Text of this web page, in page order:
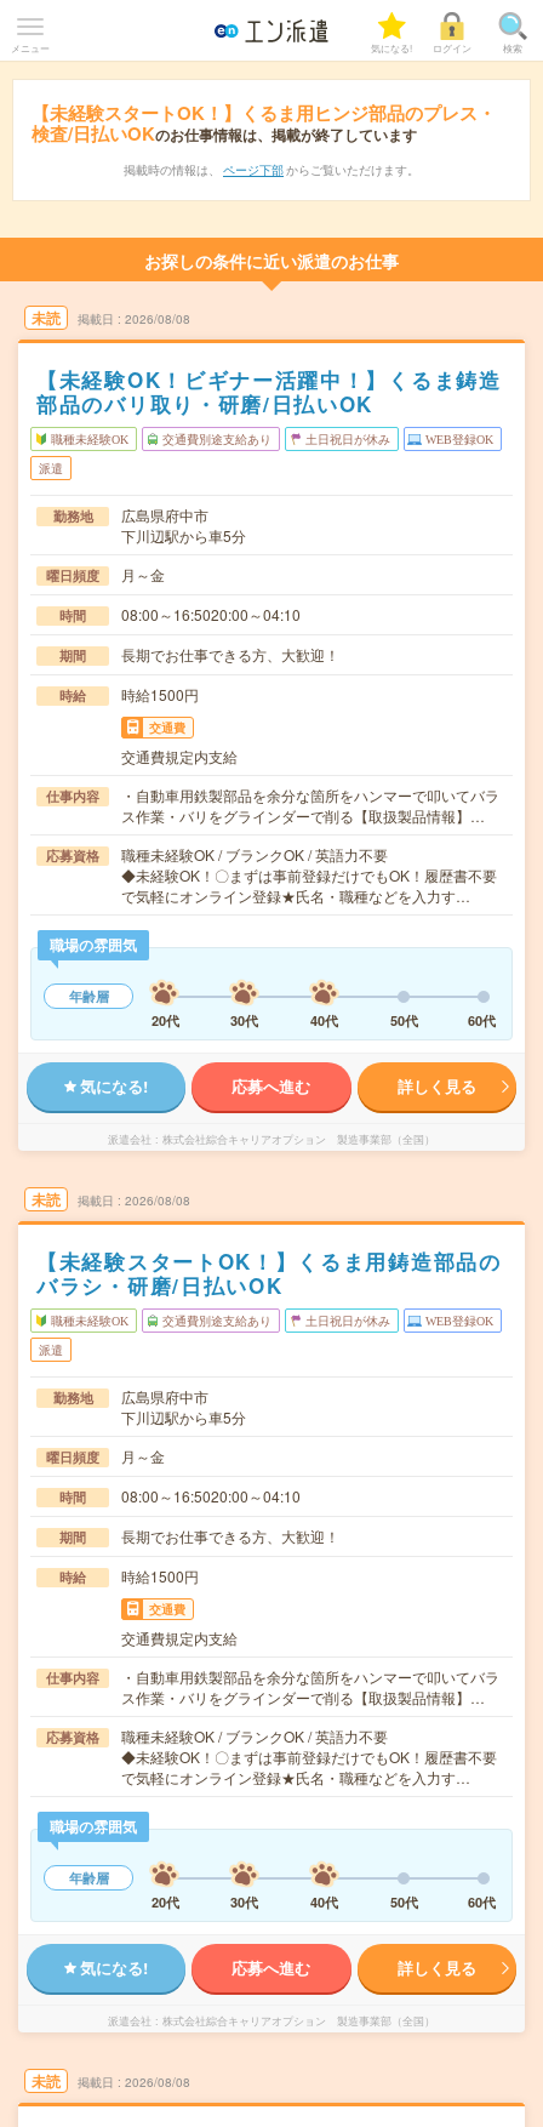
メニュー 気になる! ログイン 検索
【未経験スタートOK！】くるま用ヒンジ部品のプレス・
検査/日払いOKのお仕事情報は、掲載が終了しています
掲載時の情報は、 ページ下部 からご覧いただけます。
お探しの条件に近い派遣のお仕事
未読 掲載日 2026/08/08
【未経験OK！ビギナー活躍中！】くるま鋳造
部品のバリ取り・研磨/日払いOK
職種未経験OK 交通費別途支給あり 土日祝日が休み WEB登録OK
派遣
勤務地
広島県府中市
下川辺駅から車5分
曜日頻度 月～金
時間 08:00～16:5020:00～04:10
期間 長期でお仕事できる方、大歓迎！
時給 時給1500円
交通費
交通費規定内支給
仕事内容
・自動車用鉄製部品を余分な箇所をハンマーで叩いてバラ
ス作業・バリをグラインダーで削る【取扱製品情報】…
応募資格
職種未経験OK / ブランクOK / 英語力不要
◆未経験OK！〇まずは事前登録だけでもOK！履歴書不要
で気軽にオンライン登録★氏名・職種などを入力す…
職場の雰囲気
年齢層
20代
30代 40代 50代 60代
気になる! 応募へ進む 詳しく見る
派遣会社 株式会社綜合キャリアオプション 製造事業部（全国）
未読 掲載日 2026/08/08
【未経験スタートOK！】くるま用鋳造部品の
バラシ・研磨/日払いOK
職種未経験OK 交通費別途支給あり 土日祝日が休み WEB登録OK
派遣
勤務地
広島県府中市
下川辺駅から車5分
曜日頻度 月～金
時間 08:00～16:5020:00～04:10
期間 長期でお仕事できる方、大歓迎！
時給 時給1500円
交通費
交通費規定内支給
仕事内容
・自動車用鉄製部品を余分な箇所をハンマーで叩いてバラ
ス作業・バリをグラインダーで削る【取扱製品情報】…
応募資格
職種未経験OK / ブランクOK / 英語力不要
◆未経験OK！〇まずは事前登録だけでもOK！履歴書不要
で気軽にオンライン登録★氏名・職種などを入力す…
職場の雰囲気
年齢層
20代
30代 40代 50代 60代
気になる! 応募へ進む 詳しく見る
派遣会社 株式会社綜合キャリアオプション 製造事業部（全国）
未読 掲載日 2026/08/08